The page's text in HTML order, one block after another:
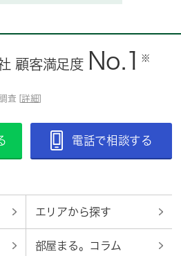
顧客満足度 No.1 ※
査 [ 詳細
電話で相談する
エリアから探す
部屋まる。コラム